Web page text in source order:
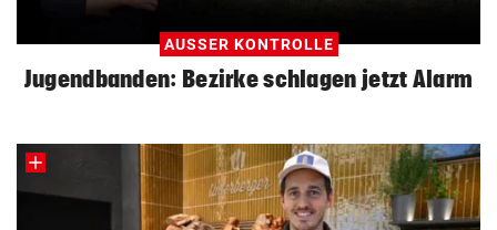
AUSSER KONTROLLE
Jugendbanden: Bezirke schlagen jetzt Alarm